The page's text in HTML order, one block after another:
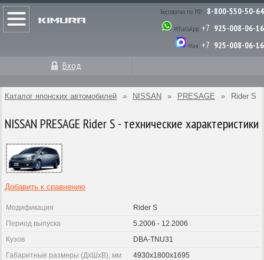
Бесплатно по РФ: 8-800-550-50-64
WhatsApp: +7 925-008-06-16
Max: +7 925-008-06-16
Вход
Каталог японских автомобилей » NISSAN » PRESAGE » Rider S
NISSAN PRESAGE Rider S - технические характеристики
Добавить к сравнению
Модификация
Rider S
Период выпуска
5.2006 - 12.2006
Кузов
DBA-TNU31
Габаритные размеры (ДхШхВ), мм
4930x1800x1695